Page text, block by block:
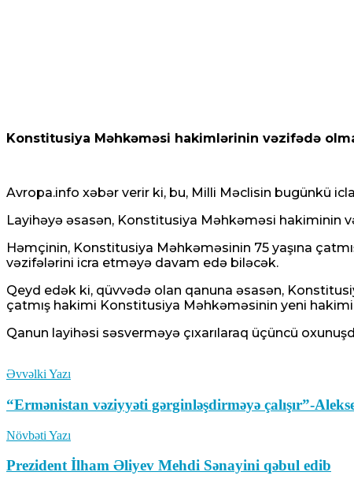
Konstitusiya Məhkəməsi hakimlərinin vəzifədə
Avropa.info xəbər verir ki, bu, Milli Məclisin bugünkü
Layihəyə əsasən, Konstitusiya Məhkəməsi hakiminin
Həmçinin, Konstitusiya Məhkəməsinin 75 yaşına
vəzifələrini icra etməyə davam edə biləcək.
Qeyd edək ki, qüvvədə olan qanuna əsasən,
çatmış hakimi Konstitusiya Məhkəməsinin yeni
Qanun layihəsi səsverməyə çıxarılaraq üçüncü
Əvvəlki Yazı
“Ermənistan vəziyyəti gərginləşdirməyə çalışır”-
Növbəti Yazı
Prezident İlham Əliyev Mehdi Sənayini qəbul edib